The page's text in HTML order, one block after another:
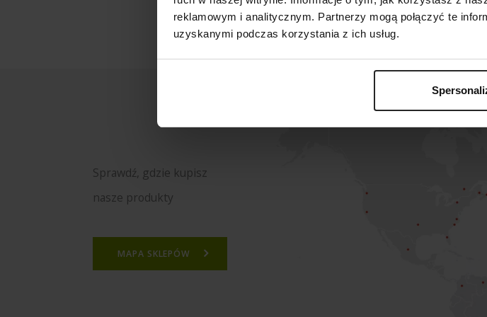
reklamowym i analitycznym. Partnerzy mogą połączyć te
uzyskanymi podczas korzystania z ich usług.
Sprawdź, gdzie kupisz
nasze produkty
MAPA SKLEPÓW